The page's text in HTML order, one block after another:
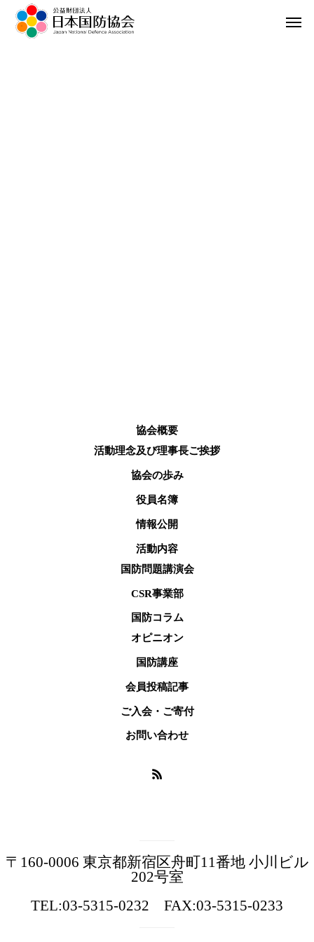
協会概要
活動理念及び理事長ご挨拶
協会の歩み
役員名簿
情報公開
活動内容
国防問題講演会
CSR事業部
国防コラム
オピニオン
国防講座
会員投稿記事
ご入会・ご寄付
お問い合わせ
〒160-0006 東京都新宿区舟町11番地 小川ビル
202号室
TEL:03-5315-0232 FAX:03-5315-0233